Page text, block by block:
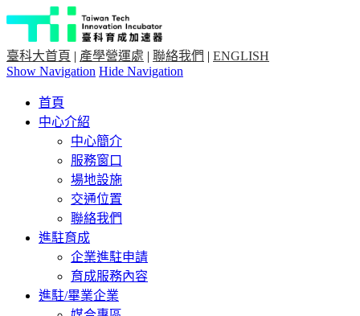
臺科大首頁 | 產學營運處 | 聯絡我們 | ENGLISH
Show Navigation Hide Navigation
首頁
中心介紹
中心簡介
服務窗口
場地設施
交通位置
聯絡我們
進駐育成
企業進駐申請
育成服務內容
進駐/畢業企業